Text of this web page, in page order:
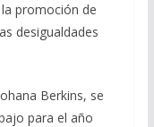
promoción de
desigualdades
Berkins, se
para el año